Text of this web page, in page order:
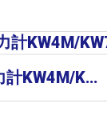
Panasonic 電力計KW4M/KW7M